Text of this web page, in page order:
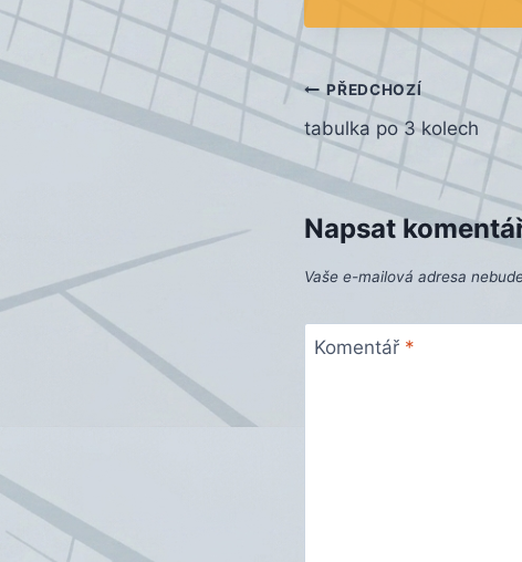
Navigace
pro
příspěvek
PŘEDCHOZÍ
tabulka po 3 kolech
Napsat
Vaše e-mailová adresa
Komentář *